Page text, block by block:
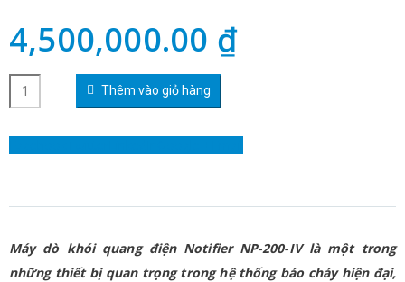
4,500,000.00 ₫
Thêm vào giỏ hàng
Máy dò khói quang điện Notifier NP-200-IV là một trong
những thiết bị quan trọng trong hệ thống báo cháy hiện đại,